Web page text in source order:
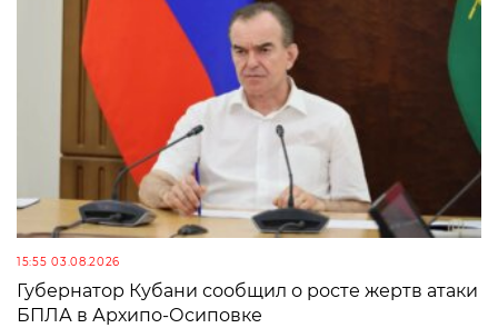
15:55 03.08.2026
Губернатор Кубани сообщил о росте жертв атаки
БПЛА в Архипо-Осиповке